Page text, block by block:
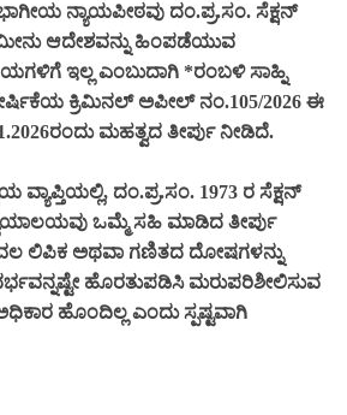
ನ್ಯಾಯಪೀಠವು ದಂ.ಪ್ರ.ಸಂ. ಸೆಕ್ಷನ್
ಆದೇಶವನ್ನು ಹಿಂಪಡೆಯುವ
ಇಲ್ಲ ಎಂಬುದಾಗಿ *ರಂಬಳಿ ಸಾಹ್ನಿ
ಕ್ರಿಮಿನಲ್ ಅಪೀಲ್ ನಂ.105/2026 ಈ
ಮಹತ್ವದ ತೀರ್ಪು ನೀಡಿದೆ.
ವ್ಯಾಪ್ತಿಯಲ್ಲಿ, ದಂ.ಪ್ರ.ಸಂ. 1973 ರ ಸೆಕ್ಷನ್
ಒಮ್ಮೆ ಸಹಿ ಮಾಡಿದ ತೀರ್ಪು
ಲಿಪಿಕ ಅಥವಾ ಗಣಿತದ ದೋಷಗಳನ್ನು
ಹೊರತುಪಡಿಸಿ ಮರುಪರಿಶೀಲಿಸುವ
ಹೊಂದಿಲ್ಲ ಎಂದು ಸ್ಪಷ್ಟವಾಗಿ